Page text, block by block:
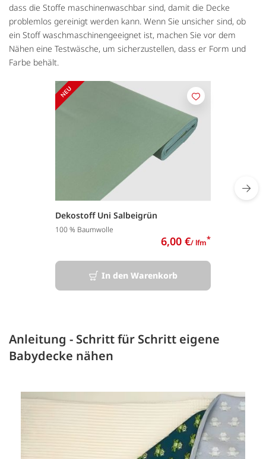
dass die Stoffe maschinenwaschbar sind, damit die Decke
problemlos gereinigt werden kann. Wenn Sie unsicher sind, ob
ein Stoff waschmaschinengeeignet ist, machen Sie vor dem
Nähen eine Testwäsche, um sicherzustellen, dass er Form und
Farbe behält.
Dekostoff Uni Salbeigrün
100 % Baumwolle
6,00 €/ lfm*
In den Warenkorb
Merken
Anleitung - Schritt für Schritt eigene
Babydecke nähen